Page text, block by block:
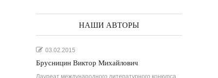
НАШИ АВТОРЫ
03.02.2015
Брусницин Виктор Михайлович
Лауреат международного литературного конкурса